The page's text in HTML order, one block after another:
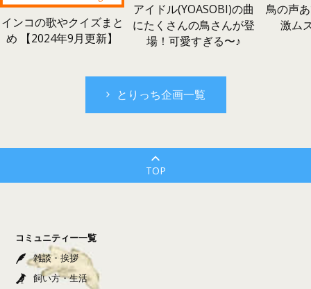
インコの歌やクイズまと
め 【2024年9月更新】
アイドル(YOASOBI)の曲
にたくさんの鳥さんが登
場！可愛すぎる〜♪
鳥の声
激ム
とりっち企画一覧
TOP
コミュニティー一覧
雑談・挨拶
飼い方・生活